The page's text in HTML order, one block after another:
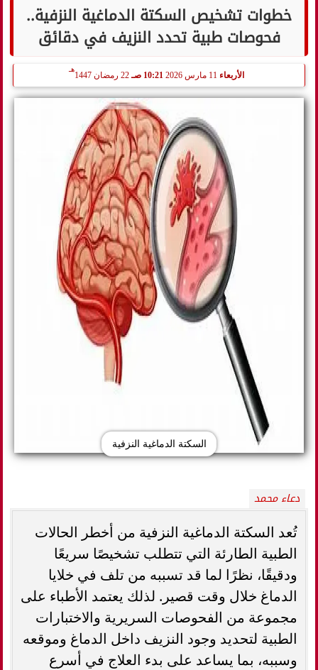
خطوات تشخيص السكتة الدماغية النزفية..
فحوصات طبية تحدد النزيف في دقائق
الأربعاء 10:21 صـ 22 رمضان 1447
هـ
السكتة الدماغية النزفية
دعاء محمد
تُعد السكتة الدماغية النزفية من أخطر الحالات
الطبية الطارئة التي تتطلب تشخيصًا سريعًا
ودقيقًا، نظرًا لما قد تسببه من تلف في خلايا
الدماغ خلال وقت قصير. لذلك يعتمد الأطباء على
مجموعة من الفحوصات السريرية والاختبارات
الطبية لتحديد وجود النزيف داخل الدماغ وموقعه
وسببه، بما يساعد على بدء العلاج في أسرع